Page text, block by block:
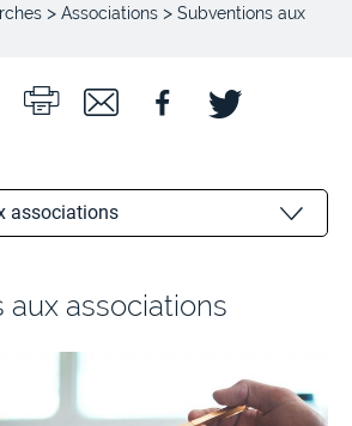
> Associations > Subventions aux
associations
d’un évènement
associations